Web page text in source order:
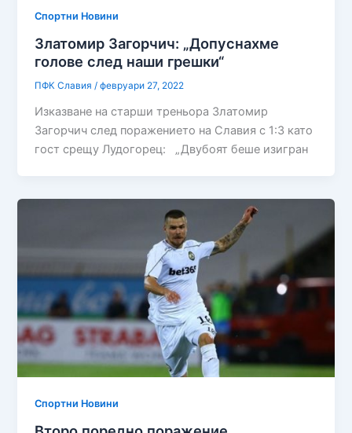
Спортни Новини
Златомир Загорчич: „Допуснахме
голове след наши грешки“
ПФК Славия/февруари 27, 2022
Изказване на старши треньора Златомир
Загорчич след поражението на Славия с 1:3 като
гост срещу Лудогорец: „Двубоят беше изигран
Спортни Новини